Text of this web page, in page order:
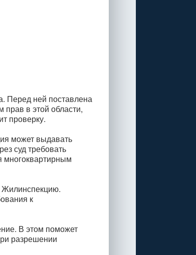
Перед ней поставлена
в этой области,
проверку.
может выдавать
суд требовать
многоквартирным
Жилинспекцию.
к
В этом поможет
разрешении